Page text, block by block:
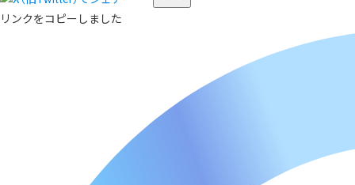
リンクをコピーしました